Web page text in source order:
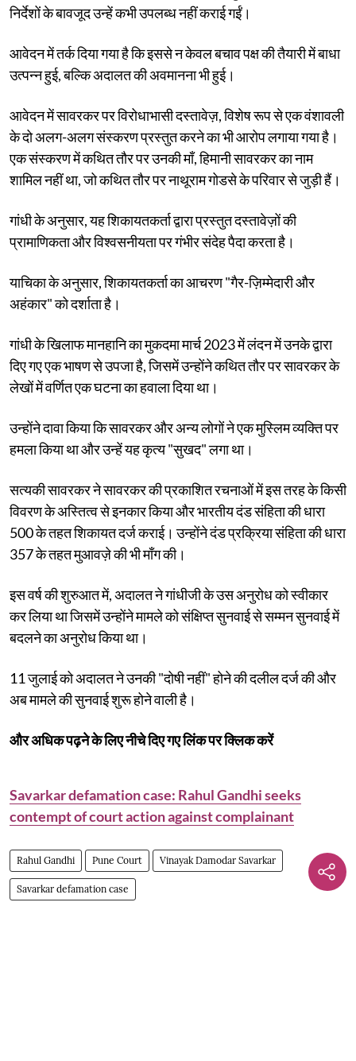
निर्देशों के बावजूद उन्हें कभी उपलब्ध नहीं कराई गईं।
आवेदन में तर्क दिया गया है कि इससे न केवल बचाव पक्ष की तैयारी में बाधा
उत्पन्न हुई, बल्कि अदालत की अवमानना भी हुई।
आवेदन में सावरकर पर विरोधाभासी दस्तावेज़, विशेष रूप से एक वंशावली
के दो अलग-अलग संस्करण प्रस्तुत करने का भी आरोप लगाया गया है।
एक संस्करण में कथित तौर पर उनकी माँ, हिमानी सावरकर का नाम
शामिल नहीं था, जो कथित तौर पर नाथूराम गोडसे के परिवार से जुड़ी हैं।
गांधी के अनुसार, यह शिकायतकर्ता द्वारा प्रस्तुत दस्तावेज़ों की
प्रामाणिकता और विश्वसनीयता पर गंभीर संदेह पैदा करता है।
याचिका के अनुसार, शिकायतकर्ता का आचरण "गैर-ज़िम्मेदारी और
अहंकार" को दर्शाता है।
गांधी के खिलाफ मानहानि का मुकदमा मार्च 2023 में लंदन में उनके द्वारा
दिए गए एक भाषण से उपजा है, जिसमें उन्होंने कथित तौर पर सावरकर के
लेखों में वर्णित एक घटना का हवाला दिया था।
उन्होंने दावा किया कि सावरकर और अन्य लोगों ने एक मुस्लिम व्यक्ति पर
हमला किया था और उन्हें यह कृत्य "सुखद" लगा था।
सत्यकी सावरकर ने सावरकर की प्रकाशित रचनाओं में इस तरह के किसी
विवरण के अस्तित्व से इनकार किया और भारतीय दंड संहिता की धारा
500 के तहत शिकायत दर्ज कराई। उन्होंने दंड प्रक्रिया संहिता की धारा
357 के तहत मुआवज़े की भी माँग की।
इस वर्ष की शुरुआत में, अदालत ने गांधीजी के उस अनुरोध को स्वीकार
कर लिया था जिसमें उन्होंने मामले को संक्षिप्त सुनवाई से सम्मन सुनवाई में
बदलने का अनुरोध किया था।
11 जुलाई को अदालत ने उनकी "दोषी नहीं" होने की दलील दर्ज की और
अब मामले की सुनवाई शुरू होने वाली है।
और अधिक पढ़ने के लिए नीचे दिए गए लिंक पर क्लिक करें
Savarkar defamation case: Rahul Gandhi seeks
contempt of court action against complainant
Rahul Gandhi Pune Court Vinayak Damodar Savarkar
Savarkar defamation case